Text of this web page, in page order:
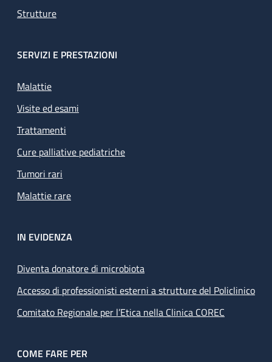
Strutture
SERVIZI E PRESTAZIONI
Malattie
Visite ed esami
Trattamenti
Cure palliative pediatriche
Tumori rari
Malattie rare
IN EVIDENZA
Diventa donatore di microbiota
Accesso di professionisti esterni a strutture del Policlinico
Comitato Regionale per l’Etica nella Clinica COREC
COME FARE PER